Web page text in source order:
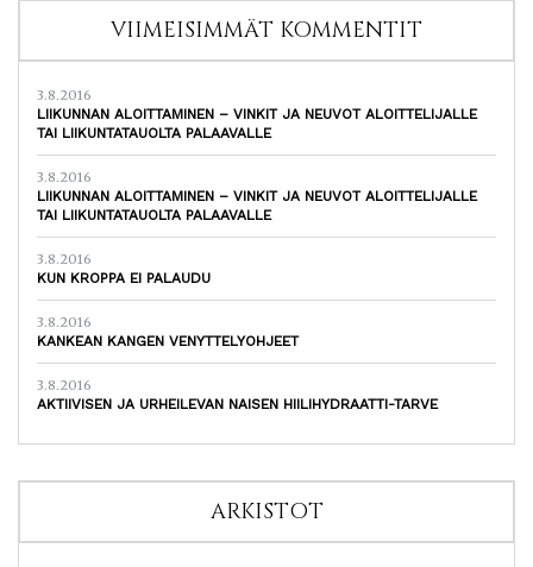
VIIMEISIMMÄT KOMMENTIT
3.8.2016
LIIKUNNAN ALOITTAMINEN – VINKIT JA NEUVOT ALOITTELIJALLE
TAI LIIKUNTATAUOLTA PALAAVALLE
3.8.2016
LIIKUNNAN ALOITTAMINEN – VINKIT JA NEUVOT ALOITTELIJALLE
TAI LIIKUNTATAUOLTA PALAAVALLE
3.8.2016
KUN KROPPA EI PALAUDU
3.8.2016
KANKEAN KANGEN VENYTTELYOHJEET
3.8.2016
AKTIIVISEN JA URHEILEVAN NAISEN HIILIHYDRAATTI-TARVE
ARKISTOT